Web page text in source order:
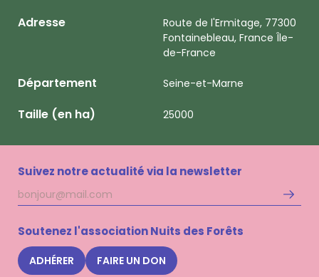
Adresse
Route de l'Ermitage, 77300
Fontainebleau, France Île-
de-France
Département Seine-et-Marne
Taille (en ha) 25000
Suivez notre actualité via la newsletter
Adresse
mail
Soutenez l'association Nuits des Forêts
ADHÉRER FAIRE UN DON